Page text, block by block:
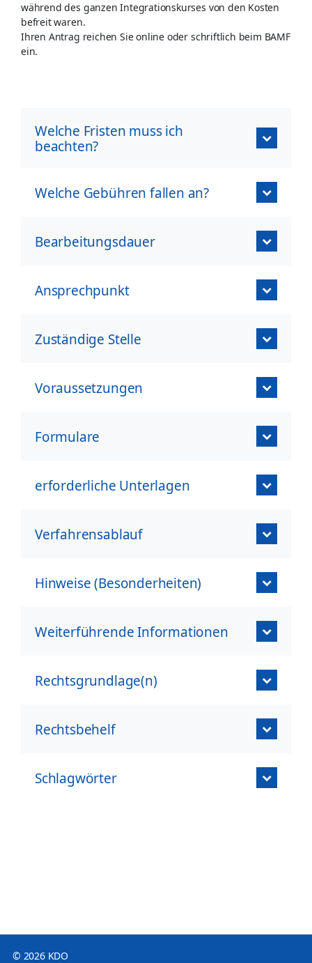
während des ganzen Integrationskurses von den Kosten
befreit waren.
Ihren Antrag reichen Sie online oder schriftlich beim BAMF
ein.
Welche Fristen muss ich
beachten?
Welche Gebühren fallen an?
Bearbeitungsdauer
Ansprechpunkt
Zuständige Stelle
Voraussetzungen
Formulare
erforderliche Unterlagen
Verfahrensablauf
Hinweise (Besonderheiten)
Weiterführende Informationen
Rechtsgrundlage(n)
Rechtsbehelf
Schlagwörter
© 2026 KDO